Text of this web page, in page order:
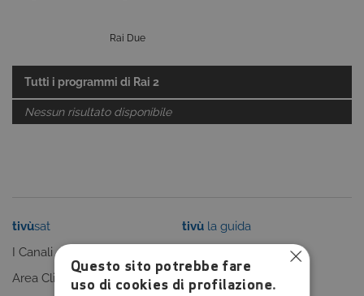
Rai Due
Tutti i programmi di Rai 2
Nessun risultato disponibile
tivùsat
I Canali
Area Clienti
tivù la guida
I canali
Questo sito potrebbe fare
uso di cookies di profilazione.